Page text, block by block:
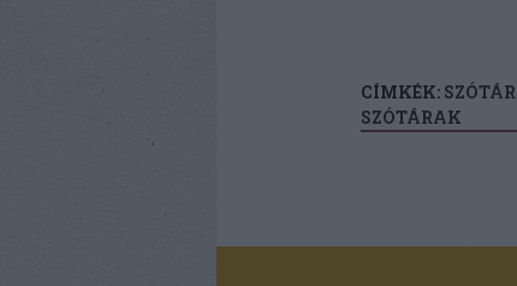
CÍMKÉK: SZÓTÁR
SZÓTÁRAK